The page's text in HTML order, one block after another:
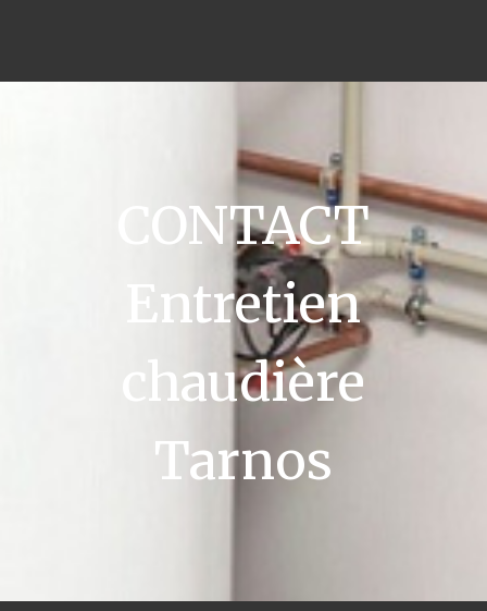
CONTACT
Entretien
chaudière
Tarnos